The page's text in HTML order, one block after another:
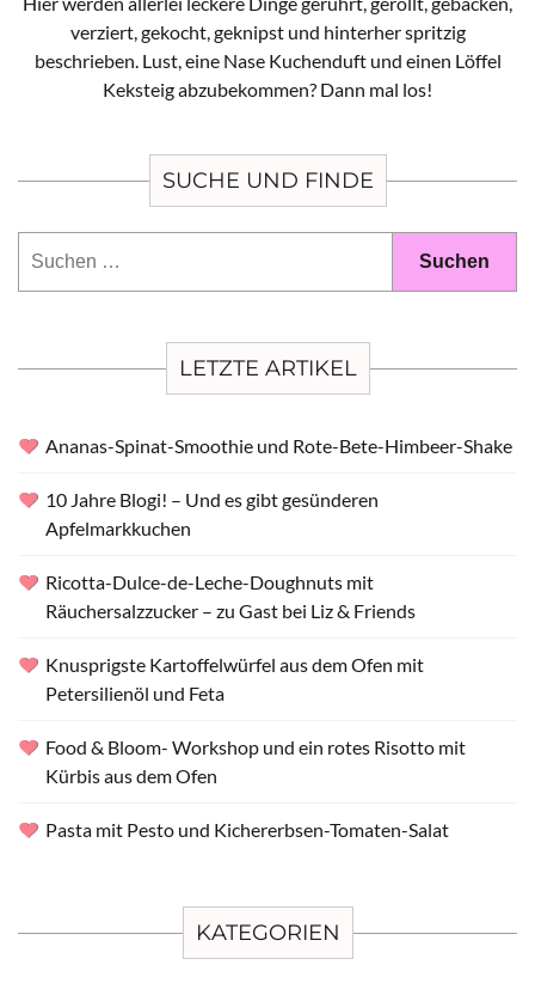
verziert, gekocht, geknipst und hinterher spritzig
beschrieben. Lust, eine Nase Kuchenduft und einen Löffel
Keksteig abzubekommen? Dann mal los!
SUCHE UND FINDE
LETZTE ARTIKEL
Ananas-Spinat-Smoothie und Rote-Bete-Himbeer-Shake
10 Jahre Blogi! – Und es gibt gesünderen
Apfelmarkkuchen
Ricotta-Dulce-de-Leche-Doughnuts mit
Räuchersalzzucker – zu Gast bei Liz & Friends
Knusprigste Kartoffelwürfel aus dem Ofen mit
Petersilienöl und Feta
Food & Bloom- Workshop und ein rotes Risotto mit
Kürbis aus dem Ofen
Pasta mit Pesto und Kichererbsen-Tomaten-Salat
KATEGORIEN